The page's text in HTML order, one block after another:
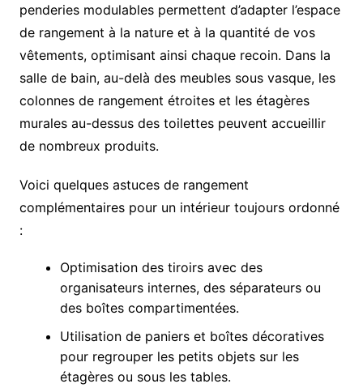
penderies modulables permettent d’adapter l’espace
de rangement à la nature et à la quantité de vos
vêtements, optimisant ainsi chaque recoin. Dans la
salle de bain, au-delà des meubles sous vasque, les
colonnes de rangement étroites et les étagères
murales au-dessus des toilettes peuvent accueillir
de nombreux produits.
Voici quelques astuces de rangement
complémentaires pour un intérieur toujours ordonné
:
Optimisation des tiroirs avec des
organisateurs internes, des séparateurs ou
des boîtes compartimentées.
Utilisation de paniers et boîtes décoratives
pour regrouper les petits objets sur les
étagères ou sous les tables.